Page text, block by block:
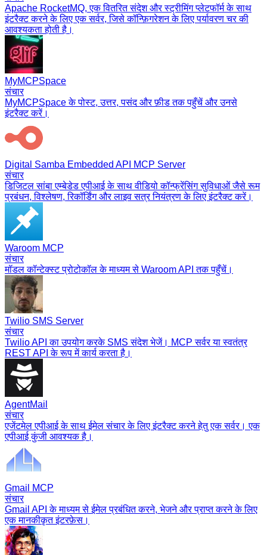
Apache RocketMQ, एक वितरित संदेश और स्ट्रीमिंग प्लेटफॉर्म के साथ
इंटरैक्ट करने के लिए एक सर्वर, जिसे कॉन्फ़िगरेशन के लिए पर्यावरण चर की
आवश्यकता होती है।
MyMCPSpace
संचार
MyMCPSpace के पोस्ट, उत्तर, पसंद और फ़ीड तक पहुँचें और उनसे
इंटरैक्ट करें।
Digital Samba Embedded API MCP Server
संचार
डिजिटल सांबा एम्बेडेड एपीआई के साथ वीडियो कॉन्फ्रेंसिंग सुविधाओं जैसे रूम
प्रबंधन, विश्लेषण, रिकॉर्डिंग और लाइव सत्र नियंत्रण के लिए इंटरैक्ट करें।
Waroom MCP
संचार
मॉडल कॉन्टेक्स्ट प्रोटोकॉल के माध्यम से Waroom API तक पहुँचें।
Twilio SMS Server
संचार
Twilio API का उपयोग करके SMS संदेश भेजें। MCP सर्वर या स्वतंत्र
REST API के रूप में कार्य करता है।
AgentMail
संचार
एजेंटमेल एपीआई के साथ ईमेल संचार के लिए इंटरैक्ट करने हेतु एक सर्वर। एक
एपीआई कुंजी आवश्यक है।
Gmail MCP
संचार
Gmail API के माध्यम से ईमेल प्रबंधित करने, भेजने और प्राप्त करने के लिए
एक मानकीकृत इंटरफ़ेस।